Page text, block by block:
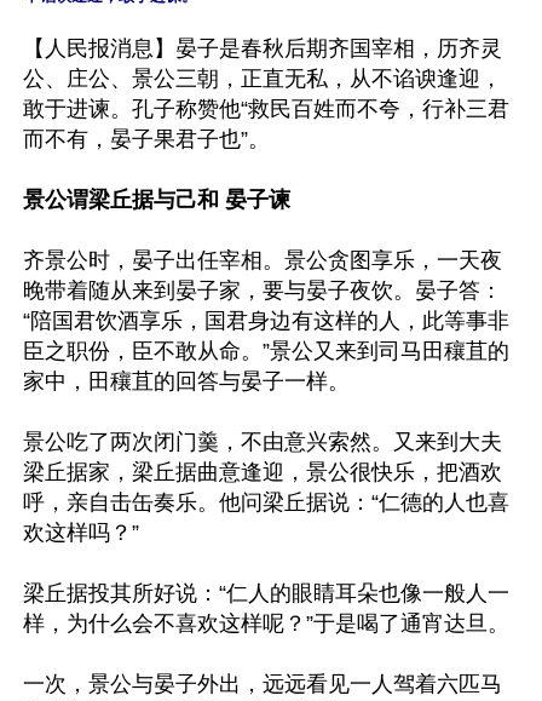
【人民报消息】晏子是春秋后期齐国宰相，历齐灵
公、庄公、景公三朝，正直无私，从不谄谀逢迎，
敢于进谏。孔子称赞他“救民百姓而不夸，行补三君
而不有，晏子果君子也”。
景公谓梁丘据与己和 晏子谏
齐景公时，晏子出任宰相。景公贪图享乐，一天夜
晚带着随从来到晏子家，要与晏子夜饮。晏子答：
“陪国君饮酒享乐，国君身边有这样的人，此等事非
臣之职份，臣不敢从命。”景公又来到司马田穰苴的
家中，田穰苴的回答与晏子一样。
景公吃了两次闭门羹，不由意兴索然。又来到大夫
梁丘据家，梁丘据曲意逢迎，景公很快乐，把酒欢
呼，亲自击缶奏乐。他问梁丘据说：“仁德的人也喜
欢这样吗？”
梁丘据投其所好说：“仁人的眼睛耳朵也像一般人一
样，为什么会不喜欢这样呢？”于是喝了通宵达旦。
一次，景公与晏子外出，远远看见一人驾着六匹马